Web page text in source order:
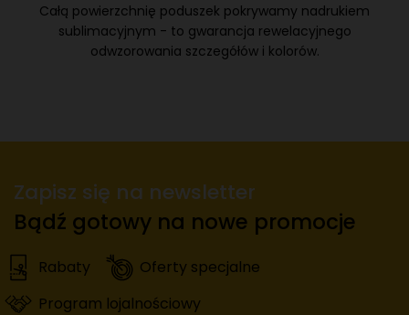
Całą powierzchnię poduszek pokrywamy nadrukiem
sublimacyjnym - to gwarancja rewelacyjnego
odwzorowania szczegółów i kolorów.
Zapisz się na newsletter
Bądź gotowy na nowe promocje
Rabaty
Oferty specjalne
Program lojalnościowy